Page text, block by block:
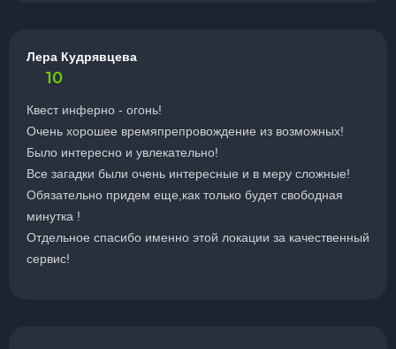
Лера Кудрявцева
10
Квест инферно - огонь!
Очень хорошее времяпрепровождение из возможных!
Было интересно и увлекательно!
Все загадки были очень интересные и в меру сложные!
Обязательно придем еще,как только будет свободная
минутка !
Отдельное спасибо именно этой локации за качественный
сервис!